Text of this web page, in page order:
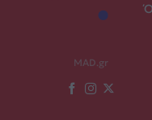
MAD.gr